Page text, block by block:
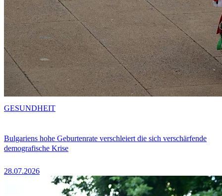
Bulgariens hohe Geburtenrate verschleiert die sich verschärfende
demografische Krise
28.07.2026
GESUNDHEIT